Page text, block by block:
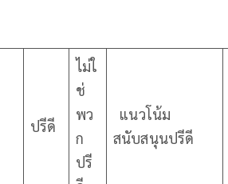
ปรีดี
ไม่ใ
ช่
พว
ก
ปรี
แนวโน้ม
สนับสนุนปรีดี